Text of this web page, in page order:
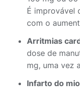
É improvável
com o
Arritmias
dose de
mg, uma vez
Infarto do